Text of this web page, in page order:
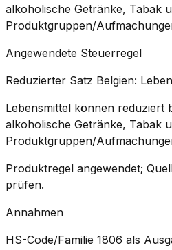
alkoholische Getränke, Tabak
Produktgruppen/
Angewendete Steuerregel
Reduzierter Satz Belgien:
Lebensmittel können reduziert
alkoholische Getränke, Tabak
Produktgruppen/
Produktregel angewendet;
prüfen.
Annahmen
HS-Code/Familie 1806 als